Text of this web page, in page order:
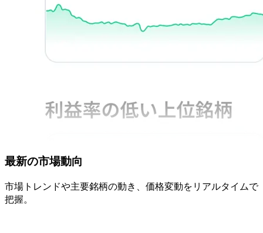
最新の市場動向
市場トレンドや主要銘柄の動き、 価格変動を リアルタイムで
把握。